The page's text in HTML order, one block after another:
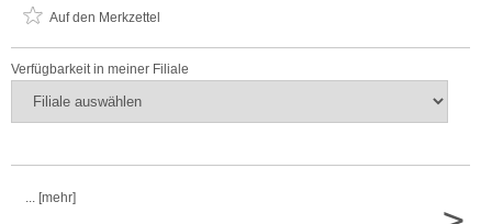
Auf den Merkzettel
Verfügbarkeit in meiner Filiale
... [mehr]